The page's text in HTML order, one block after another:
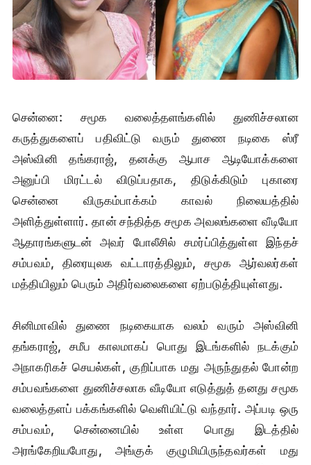
சென்னை: சமூக வலைத்தளங்களில் துணிச்சலான
கருத்துகளைப் பதிவிட்டு வரும் துணை நடிகை ஸ்ரீ
அஸ்வினி தங்கராஜ், தனக்கு ஆபாச ஆடியோக்களை
அனுப்பி மிரட்டல் விடுப்பதாக, திடுக்கிடும் புகாரை
சென்னை விருகம்பாக்கம் காவல் நிலையத்தில்
அளித்துள்ளார். தான் சந்தித்த சமூக அவலங்களை வீடியோ
ஆதாரங்களுடன் அவர் போலீசில் சமர்ப்பித்துள்ள இந்தச்
சம்பவம், திரையுலக வட்டாரத்திலும், சமூக ஆர்வலர்கள்
மத்தியிலும் பெரும் அதிர்வலைகளை ஏற்படுத்தியுள்ளது.
சினிமாவில் துணை நடிகையாக வலம் வரும் அஸ்வினி
தங்கராஜ், சமீப காலமாகப் பொது இடங்களில் நடக்கும்
அநாகரிகச் செயல்கள், குறிப்பாக மது அருந்துதல் போன்ற
சம்பவங்களை துணிச்சலாக வீடியோ எடுத்துத் தனது சமூக
வலைத்தளப் பக்கங்களில் வெளியிட்டு வந்தார். அப்படி ஒரு
சம்பவம், சென்னையில் உள்ள பொது இடத்தில்
அரங்கேறியபோது, அங்குக் குழுமியிருந்தவர்கள் மது